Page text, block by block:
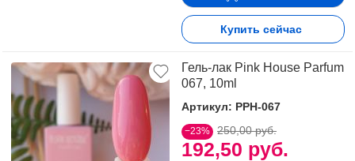
Купить сейчас
Гель-лак Pink House Parfum
067, 10ml
Артикул: PPH-067
−23%
192,50 руб.
250,00 руб.